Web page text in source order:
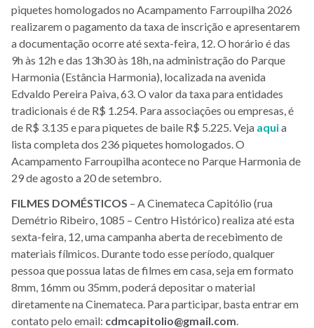
piquetes homologados no Acampamento Farroupilha 2026
realizarem o pagamento da taxa de inscrição e apresentarem
a documentação ocorre até sexta-feira, 12. O horário é das
9h às 12h e das 13h30 às 18h, na administração do Parque
Harmonia (Estância Harmonia), localizada na avenida
Edvaldo Pereira Paiva, 63. O valor da taxa para entidades
tradicionais é de R$ 1.254. Para associações ou empresas, é
de R$ 3.135 e para piquetes de baile R$ 5.225. Veja aquia
lista completa dos 236 piquetes homologados. O
Acampamento Farroupilha acontece no Parque Harmonia de
29 de agosto a 20 de setembro.
FILMES DOMÉSTICOS – A Cinemateca Capitólio (rua
Demétrio Ribeiro, 1085 – Centro Histórico) realiza até esta
sexta-feira, 12, uma campanha aberta de recebimento de
materiais fílmicos. Durante todo esse período, qualquer
pessoa que possua latas de filmes em casa, seja em formato
8mm, 16mm ou 35mm, poderá depositar o material
diretamente na Cinemateca. Para participar, basta entrar em
contato pelo email: cdmcapitolio@gmail.com